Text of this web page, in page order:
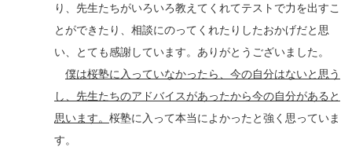
り、先生たちがいろいろ教えてくれてテストで力を出すこ
とができたり、相談にのってくれたりしたおかげだと思
い、とても感謝しています。ありがとうございました。
僕は桜塾に入っていなかったら、今の自分はないと思う
し、先生たちのアドバイスがあったから今の自分があると
思います。 桜塾に入って本当によかったと強く思っていま
す。